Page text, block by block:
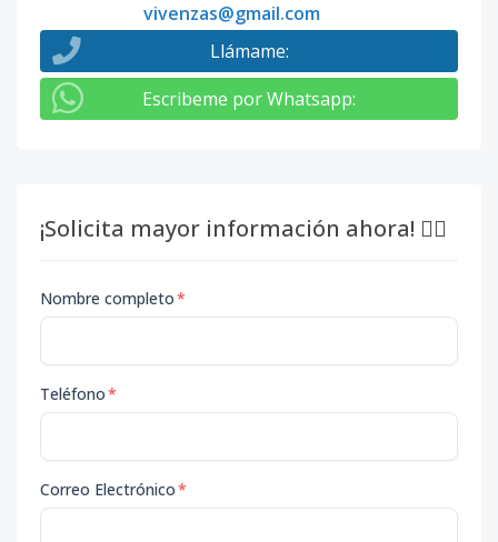
vivenzas@gmail.com
Llámame:
Escribeme por Whatsapp:
¡Solicita mayor información ahora! 👇🏽
Nombre completo*
Teléfono*
Correo Electrónico*